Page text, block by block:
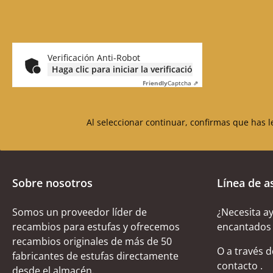
Verificación Anti-Robot
Haga clic para iniciar la verificación
FriendlyCaptcha ⇗
Al seleccionar continuar, confirmas que has
Sobre nosotros
Somos un proveedor líder de
recambios para estufas y ofrecemos
recambios originales de más de 50
fabricantes de estufas directamente
Línea de
¿Necesita
O a través
contacto .